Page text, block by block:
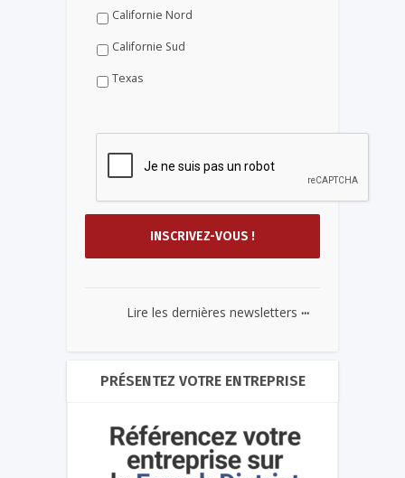
Californie Nord
Californie Sud
Texas
Lire les dernières newsletters ...
PRÉSENTEZ VOTRE ENTREPRISE